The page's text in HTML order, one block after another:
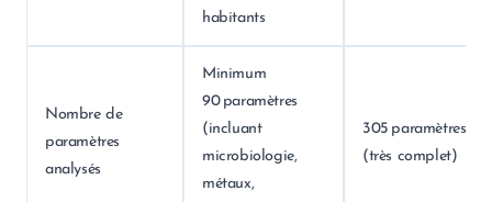
habitants
Nombre de
paramètres
analysés
Minimum
90 paramètres
(incluant
microbiologie,
métaux,
305 paramètres
(très complet)